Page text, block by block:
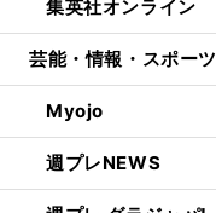
集英社オンライン
芸能・情報・スポーツ
Myojo
週プレNEWS